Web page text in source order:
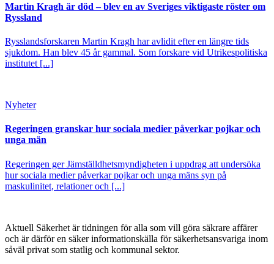
Martin Kragh är död – blev en av Sveriges viktigaste röster om
Ryssland
Rysslandsforskaren Martin Kragh har avlidit efter en längre tids
sjukdom. Han blev 45 år gammal. Som forskare vid Utrikespolitiska
institutet [...]
Nyheter
Regeringen granskar hur sociala medier påverkar pojkar och
unga män
Regeringen ger Jämställdhetsmyndigheten i uppdrag att undersöka
hur sociala medier påverkar pojkar och unga mäns syn på
maskulinitet, relationer och [...]
Aktuell Säkerhet är tidningen för alla som vill göra säkrare affärer
och är därför en säker informationskälla för säkerhets­ansvariga inom
såväl privat som statlig och kommunal sektor.